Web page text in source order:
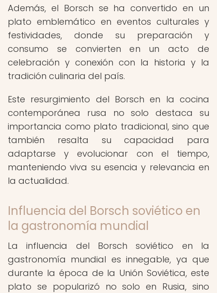
Además, el Borsch se ha convertido en un
plato emblemático en eventos culturales y
festividades, donde su preparación y
consumo se convierten en un acto de
celebración y conexión con la historia y la
tradición culinaria del país.
Este resurgimiento del Borsch en la cocina
contemporánea rusa no solo destaca su
importancia como plato tradicional, sino que
también resalta su capacidad para
adaptarse y evolucionar con el tiempo,
manteniendo viva su esencia y relevancia en
la actualidad.
Influencia del Borsch soviético en
la gastronomía mundial
La influencia del Borsch soviético en la
gastronomía mundial es innegable, ya que
durante la época de la Unión Soviética, este
plato se popularizó no solo en Rusia, sino